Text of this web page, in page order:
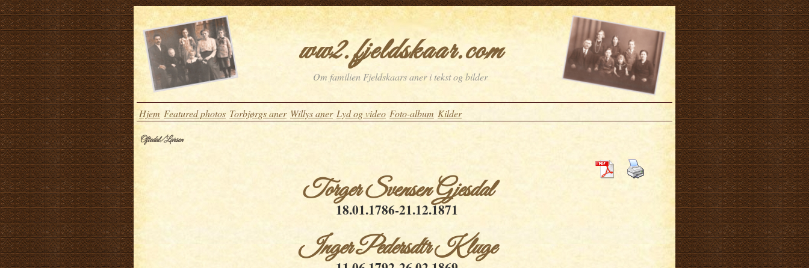
ww2.fjeldskaar.com
Om familien Fjeldskaars aner i tekst og bilder
Hjem Featured photos Torbjørgs aner Willys aner Lyd og video Foto-album Kilder
Oftedal/Larsen
Torger Svensen Gjesdal
18.01.1786-21.12.1871
Inger Pedersdtr Kluge